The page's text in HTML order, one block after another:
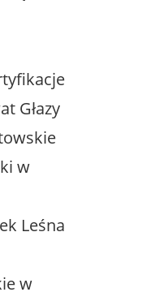
Głazy
w
Leśna
w